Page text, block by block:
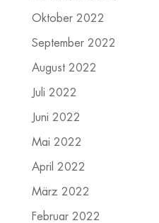
Oktober 2022
September 2022
August 2022
Juli 2022
Juni 2022
Mai 2022
April 2022
März 2022
Februar 2022